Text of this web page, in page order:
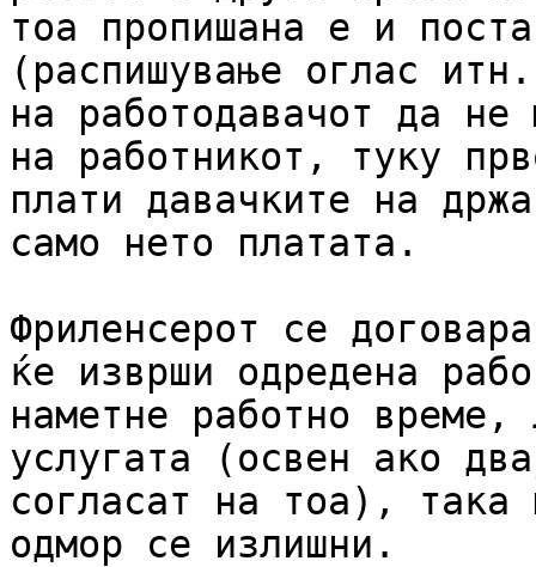
тоа пропишана е и
(распишување оглас
на работодавачот да
на работникот, туку
плати давачките на
само нето платата.
Фриленсерот се
ќе изврши одредена
наметне работно време,
услугата (освен ако
согласат на тоа), така
одмор се излишни.